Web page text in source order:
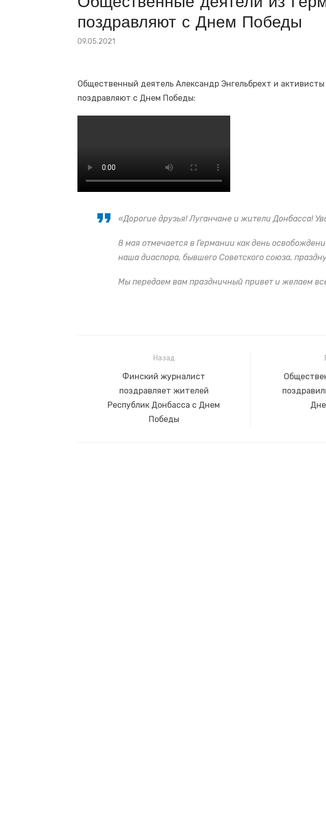
🕯 22 июня — День памяти и скорби. Самая трагическая дата в
Президент по видеосвязи проводит совещание о социально-
поздравляют с Днем Победы
Опубликовано
09.05.2021
Общественный деятель Александр Энгельбрехт и активисты
поздравляют с Днем Победы:
«Дорогие друзья! Луганчане и жители Донбасса!
8 мая отмечается в Германии как день
наша диаспора, бывшего Советского союза,
Мы передаем вам праздничный привет и желаем
Навигация
записям
Назад
Предыдущая
запись:
Финский журналист
поздравляет жителей
Республик Донбасса с Днем
Победы
Следующая
запись: